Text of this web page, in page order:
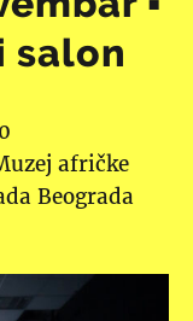
salon
afričke
Beograda